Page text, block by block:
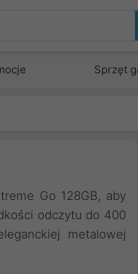
Sprzęt
Go 128GB, aby
odczytu do 400
metalowej